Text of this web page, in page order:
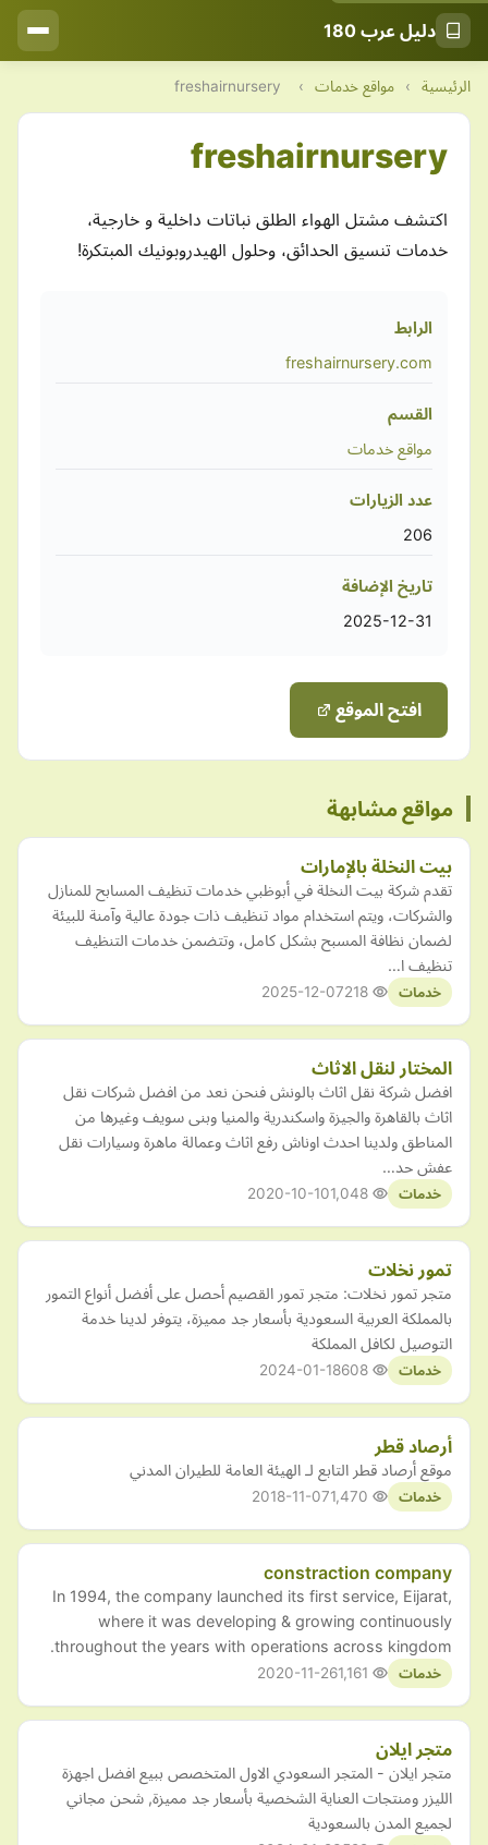
دليل عرب 180
الرئيسية › مواقع خدمات ›
freshairnursery
freshairnursery
اكتشف مشتل الهواء الطلق نباتات داخلية و خارجية،
خدمات تنسيق الحدائق، وحلول الهيدروبونيك المبتكرة!
الرابط
freshairnursery.com
القسم
مواقع خدمات
عدد الزيارات
206
تاريخ الإضافة
2025-12-31
افتح الموقع
مواقع مشابهة
بيت النخلة بالإمارات
تقدم شركة بيت النخلة في أبوظبي خدمات تنظيف المسابح للمنازل
والشركات، ويتم استخدام مواد تنظيف ذات جودة عالية وآمنة للبيئة
لضمان نظافة المسبح بشكل كامل، وتتضمن خدمات التنظيف
تنظيف ا…
خدمات 2025-12-07
المختار لنقل الاثاث
افضل شركة نقل اثاث بالونش فنحن نعد من افضل شركات نقل
اثاث بالقاهرة والجيزة واسكندرية والمنيا وبنى سويف وغيرها من
المناطق ولدينا احدث اوناش رفع اثاث وعمالة ماهرة وسيارات نقل
عفش حد…
خدمات 2020-10-10
تمور نخلات
متجر تمور نخلات: متجر تمور القصيم أحصل على أفضل أنواع التمور
بالمملكة العربية السعودية بأسعار جد مميزة، يتوفر لدينا خدمة
التوصيل لكافل المملكة
خدمات 2024-01-18
أرصاد قطر
موقع أرصاد قطر التابع لـ الهيئة العامة للطيران المدني
خدمات 2018-11-07
constraction company
In 1994, the company launched its first service, Eijarat,
where it was developing & growing continuously
throughout the years with operations across kingdom.
خدمات 2020-11-26
متجر ايلان
متجر ايلان - المتجر السعودي الاول المتخصص ببيع افضل اجهزة
الليزر ومنتجات العناية الشخصية بأسعار جد مميزة, شحن مجاني
لجميع المدن بالسعودية